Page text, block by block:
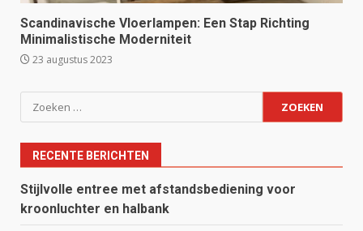
Scandinavische Vloerlampen: Een Stap Richting
Minimalistische Moderniteit
23 augustus 2023
Zoeken
naar:
RECENTE BERICHTEN
Stijlvolle entree met afstandsbediening voor
kroonluchter en halbank